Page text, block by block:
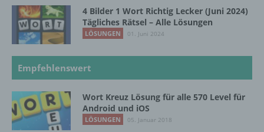
4 Bilder 1 Wort Richtig Lecker (Juni 2024)
Tägliches Rätsel – Alle Lösungen
LÖSUNGEN 01. Juni 2024
Empfehlenswert
Wort Kreuz Lösung für alle 570 Level für
Android und iOS
LÖSUNGEN 05. Januar 2018
verarbeitet.
Empfänger ist eine natürliche oder juristische
Person, Behörde, Einrichtung oder andere
Stelle, der personenbezogene Daten
offengelegt werden, unabhängig davon, ob
es sich bei ihr um einen Dritten handelt oder